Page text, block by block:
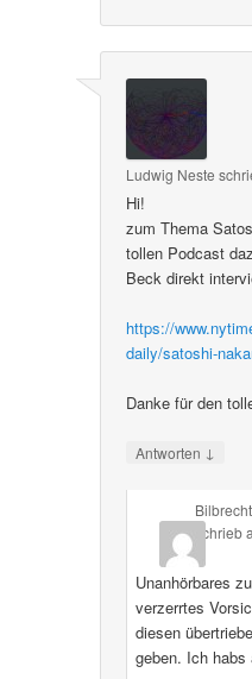
Ludwig Neste
Hi!
zum Thema
tollen Podcast
Beck direkt
https://
daily/satoshi-
Danke für den
Antworten ↓
Bilbrecht
schrieb
Unanhörbares
verzerrtes
diesen
geben. Ich habs